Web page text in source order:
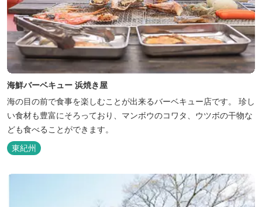
海鮮バーベキュー 浜焼き屋
海の目の前で食事を楽しむことが出来るバーベキュー店です。 珍し
い食材も豊富にそろっており、マンボウのコワタ、ウツボの干物な
ども食べることができます。
東紀州